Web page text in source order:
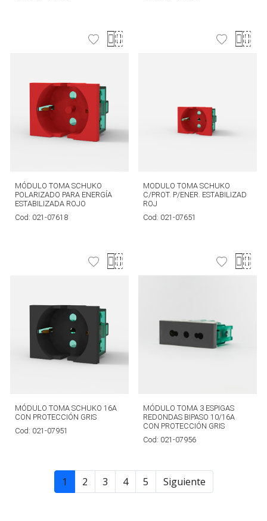
MÓDULO TOMA SCHUKO
POLARIZADO PARA ENERGÍA
ESTABILIZADA ROJO
Cod: 021-07618
MODULO TOMA SCHUKO
C/PROT. P/ENER. ESTABILIZAD
ROJ
Cod: 021-07651
MÓDULO TOMA SCHUKO 16A
CON PROTECCIÓN GRIS
Cod: 021-07951
MÓDULO TOMA 3 ESPIGAS
REDONDAS BIPASO 10/16A
CON PROTECCIÓN GRIS
Cod: 021-07956
1 2 3 4 5 Siguiente